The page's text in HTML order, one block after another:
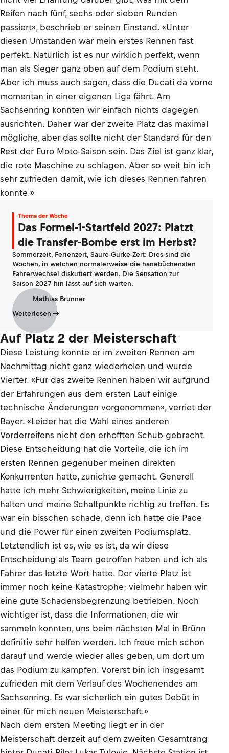
Reifen nach fünf, sechs oder sieben Runden
passiert», beschrieb er seinen Einstand. «Unter
diesen Umständen war mein erstes Rennen fast
perfekt. Natürlich ist es nur wirklich perfekt, wenn
man als Sieger ganz oben auf dem Podium steht.
Aber ich muss auch sagen, dass die Ducati da vorne
momentan in einer eigenen Liga fährt. Am
Sachsenring konnten wir einfach nichts dagegen
ausrichten. Daher war der zweite Platz das maximal
mögliche, aber das sollte nicht der Standard für den
Rest der Euro Moto-Saison sein. Das Ziel ist ganz klar,
die rote Maschine zu schlagen. Aber so weit bin ich
sehr zufrieden damit, wie ich dieses Rennen fahren
konnte.»
Thema der Woche
Das Formel-1-Startfeld 2027: Platzt
die Transfer-Bombe erst im Herbst?
Sommerzeit, Ferienzeit, Saure-Gurke-Zeit: Dies sind die
Wochen, in welchen normalerweise die hanebüchensten
Fahrerwechsel diskutiert werden. Die Sensation zur
Saison 2027 hin lässt auf sich warten.
Mathias Brunner
Weiterlesen
Auf Platz 2 der Meisterschaft
Diese Leistung konnte er im zweiten Rennen am
Nachmittag nicht ganz wiederholen und wurde
Vierter. «Für das zweite Rennen haben wir aufgrund
der Erfahrungen aus dem ersten Lauf einige
technische Änderungen vorgenommen», verriet der
Bayer. «Leider hat die Wahl eines anderen
Vorderreifens nicht den erhofften Schub gebracht.
Diese Entscheidung hat die Vorteile, die ich im
ersten Rennen gegenüber meinen direkten
Konkurrenten hatte, zunichte gemacht. Generell
hatte ich mehr Schwierigkeiten, meine Linie zu
halten und meine Schaltpunkte richtig zu treffen. Es
war ein bisschen schade, denn ich hatte die Pace
und die Power für einen zweiten Podiumsplatz.
Letztendlich ist es, wie es ist, da wir diese
Entscheidung als Team getroffen haben und ich als
Fahrer das letzte Wort hatte. Der vierte Platz ist
immer noch keine Katastrophe; vielmehr haben wir
eine gute Schadensbegrenzung betrieben. Noch
wichtiger ist, dass die Informationen, die wir
sammeln konnten, uns beim nächsten Mal in Brünn
definitiv sehr helfen werden. Ich freue mich schon
darauf und werde wieder alles geben, um dort um
das Podium zu kämpfen. Vorerst bin ich insgesamt
zufrieden mit dem Verlauf des Wochenendes am
Sachsenring. Es war sicherlich ein gutes Debüt in
einer für mich neuen Meisterschaft.»
Nach dem ersten Meeting liegt er in der
Meisterschaft derzeit auf dem zweiten Gesamtrang